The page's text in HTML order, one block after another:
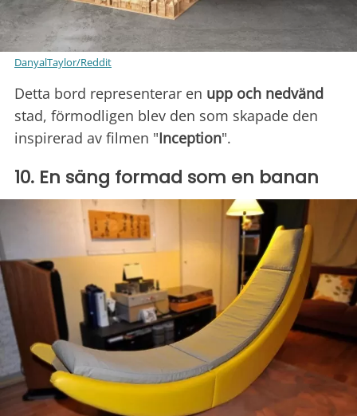
DanyalTaylor/Reddit
Detta bord representerar en upp och nedvänd
stad, förmodligen blev den som skapade den
inspirerad av filmen "Inception".
10. En säng formad som en banan